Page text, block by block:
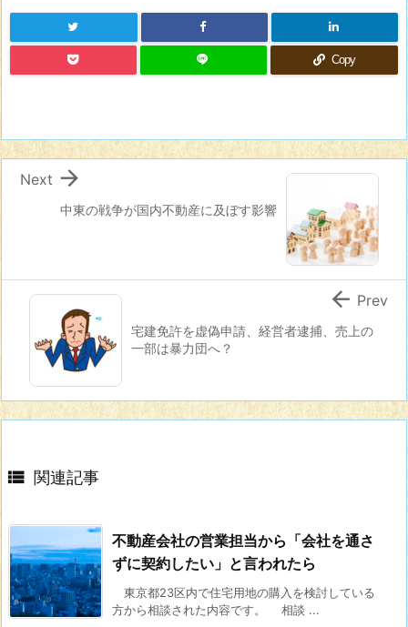
Copy
中東の戦争が国内不動産に及ぼす影響

Next
宅建免許を虚偽申請、経営者逮捕、売上の
一部は暴力団へ？
 Prev
 関連記事
不動産会社の営業担当から「会社を通さ
ずに契約したい」と言われたら
東京都23区内で住宅用地の購入を検討している
方から相談された内容です。 相談 ...